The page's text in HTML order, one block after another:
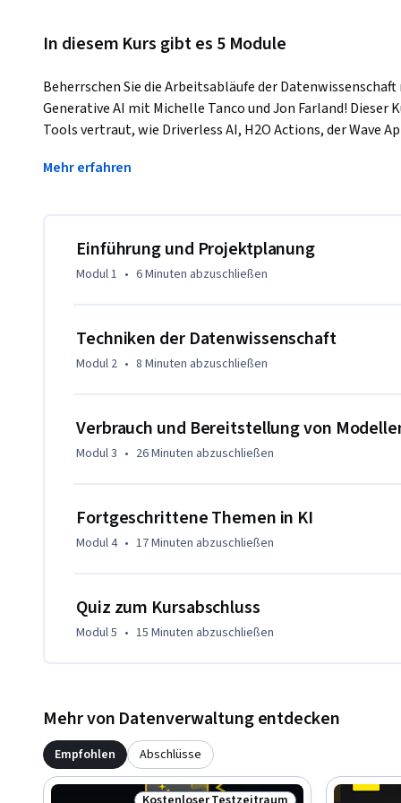
In diesem Kurs gibt es 5 Module
Beherrschen Sie die Arbeitsabläufe der
Generative AI mit Michelle Tanco und Jon Farland! Dieser
Tools vertraut, wie Driverless AI, H2O Actions, der Wave
traditionelle Komplexität des Datenwranglings. Tauchen
automatisierten maschinellen Lernens ein und nutzen
Modellimplementierungstechniken, um sicherzustellen,
mit fortgeschrittenen Aufgaben wie Texterzeugung,
Inhaltsentwicklung befassen und so Innovationen und
Datenwissenschaft und Geschäftsentscheidungen erzielen
an Bord unseres dynamischen Kurses und verbessern
Mehr erfahren
Einführung und Projektplanung
Modul 1 • 6 Minuten abzuschließen
Techniken der Datenwissenschaft
Modul 2 • 8 Minuten abzuschließen
Verbrauch und Bereitstellung von
Modul 3 • 26 Minuten abzuschließen
Fortgeschrittene Themen in KI
Modul 4 • 17 Minuten abzuschließen
Quiz zum Kursabschluss
Modul 5 • 15 Minuten abzuschließen
Mehr von Datenverwaltung entdecken
Empfohlen Abschlüsse